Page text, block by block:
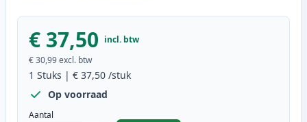
€ 37,50 incl. btw
€ 30,99excl. btw
1 Stuks | € 37,50 /stuk
Op voorraad
Aantal